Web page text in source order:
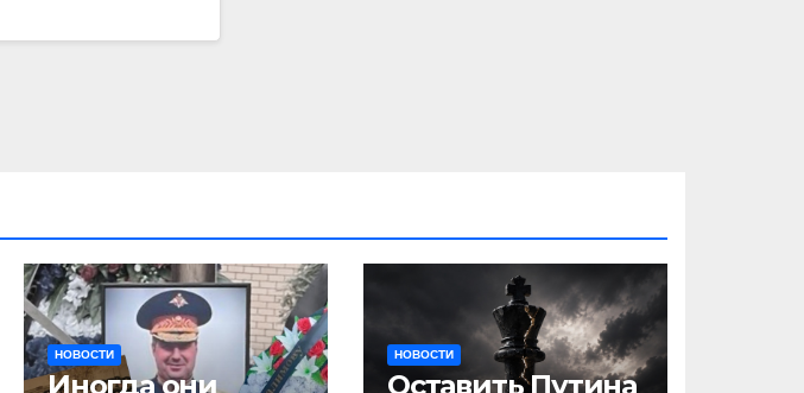
НОВОСТИ
Иногда они
НОВОСТИ
Оставить Путина